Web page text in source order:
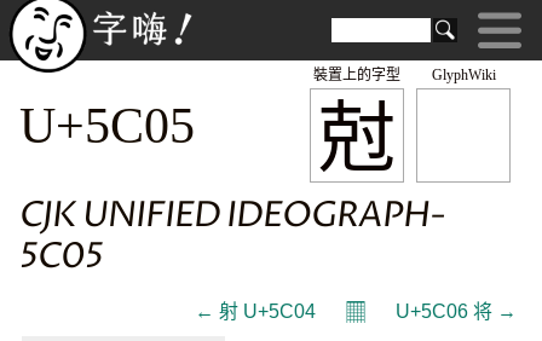
GlyphWiki
尅
裝置上的字型
U+5C05
CJK UNIFIED IDEOGRAPH-
5C05
← 射 U+5C04 𝄜 U+5C06 将 →